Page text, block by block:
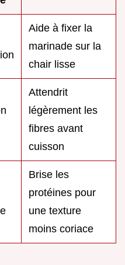
Aide à fixer la
marinade sur la
chair lisse
Attendrit
légèrement les
fibres avant
cuisson
Brise les
protéines pour
une texture
moins coriace